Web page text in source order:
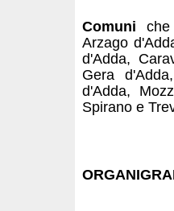
Comuni
Arzago
d'Adda,
Gera
d'Adda,
Spirano e